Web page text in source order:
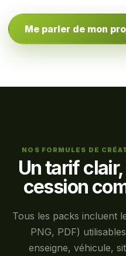
Me parler de mon
NOS FORMULES DE
Un tarif
cession
Tous les packs incluent
PNG, PDF)
enseigne, véhicule,